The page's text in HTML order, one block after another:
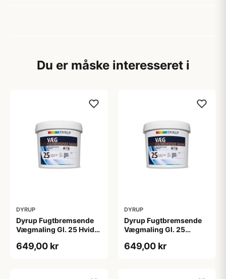
Du er måske interesseret i
DYRUP
Dyrup Fugtbremsende
Vægmaling Gl. 25 Hvid
649,00 kr
DYRUP
Dyrup Fugtbremsende
Vægmaling Gl. 25
649,00 kr